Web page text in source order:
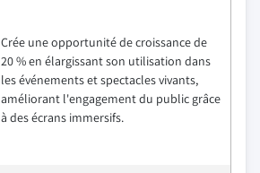
Crée une opportunité de croissance de
20 % en élargissant son utilisation dans
les événements et spectacles vivants,
améliorant l'engagement du public grâce
à des écrans immersifs.